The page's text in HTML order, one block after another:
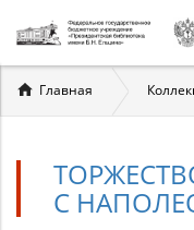
Вы
здесь
Главная
С